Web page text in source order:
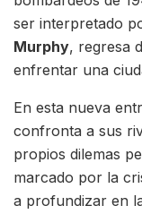
ser interpretado
Murphy, regresa
enfrentar una
En esta nueva
confronta a sus
propios dilemas
marcado por la
a profundizar en